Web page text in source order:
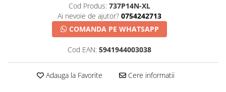
Cod Produs: 737P14N-XL
Ai nevoie de ajutor? 0754242713
COMANDA PE WHATSAPP
Cod EAN: 5941944003038
Adauga la Favorite Cere informatii